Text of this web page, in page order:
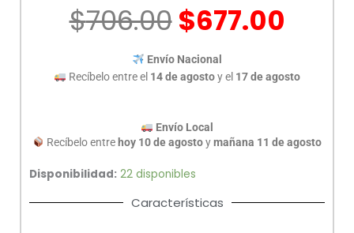
LINK
C210
cantidad
$706.00$677.00
Envío Nacional
Recíbelo entre el 14 de agostoy el 17 de agosto
Envío Local
Recíbelo entre hoy 10 de agostoymañana 11 de agosto
Disponibilidad: 22 disponibles
Características